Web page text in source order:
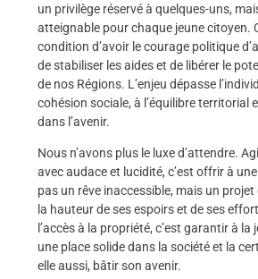
un privilège réservé à quelques-uns,
atteignable pour chaque jeune citoyen.
condition d’avoir le courage politique
de stabiliser les aides et de libérer le
de nos Régions. L’enjeu dépasse
cohésion sociale, à l’équilibre territorial
dans l’avenir.
Nous n’avons plus le luxe d’attendre.
avec audace et lucidité, c’est offrir à
pas un rêve inaccessible, mais un projet
la hauteur de ses espoirs et de ses
l’accès à la propriété, c’est garantir à la
une place solide dans la société et la
elle aussi, bâtir son avenir.